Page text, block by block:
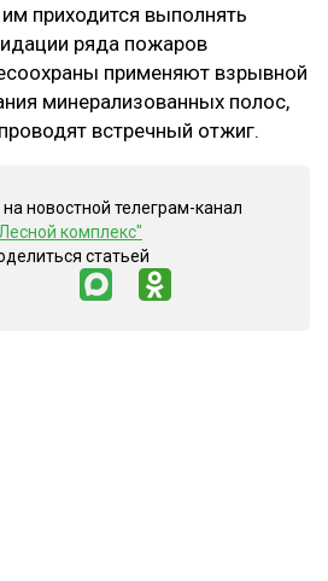
приходится выполнять
ряда пожаров
применяют взрывной
минерализованных полос,
встречный отжиг.
новостной телеграм-канал
комплекс"
статьей